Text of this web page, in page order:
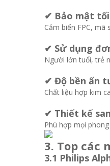
✔ Bảo mật
Cảm biến FPC,
✔ Sử dụng
Người lớn tuổi, trẻ
✔ Độ bền ấn
Chất liệu hợp kim
✔ Thiết kế
Phù hợp mọi
3. Top các
3.1 Philips